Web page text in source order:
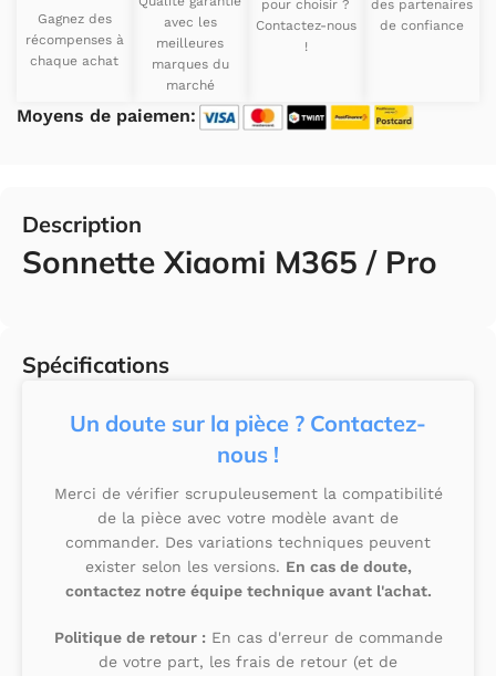
Gagnez des
récompenses à
chaque achat
avec les
meilleures
marques du
marché
pour choisir ?
Contactez-nous
!
des partenaires
de confiance
Moyens de paiemen:
Description
Sonnette Xiaomi M365 / Pro
Spécifications
Un doute sur la pièce ? Contactez-
nous !
Merci de vérifier scrupuleusement la compatibilité
de la pièce avec votre modèle avant de
commander. Des variations techniques peuvent
exister selon les versions. En cas de doute,
contactez notre équipe technique avant l'achat.
Politique de retour : En cas d'erreur de commande
de votre part, les frais de retour (et de